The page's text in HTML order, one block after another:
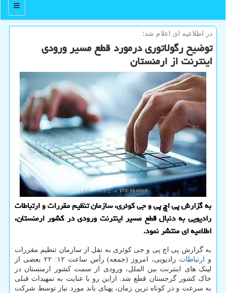
منو
در اطلاعیه ای اعلام شد؛
توضیح رگولاتوری درمورد قطع مسیر ورودی
اینترنت از ارمنستان
به گزارش پی اچ پی و جی کوئری، سازمان تنظیم مقررات و ارتباطات
رادیویی به دنبال قطع مسیر اینترنت ورودی در کشور ارمنستان،
اطلاعیه ای منتشر نمود.
به گزارش پی اچ پی و جی کوئری به نقل از سازمان تنظیم مقررات
و ارتباطات
رادیویی، امروز (جمعه) رأس ساعت ۱۲: ۲۲ بعضی از
لینک های اینترنت بین الملل، ورودی از سمت کشور ارمنستان در
خاک کشور گرجستان قطع شد. ازاین رو با عنایت به تمهیدات قبلی
به سرعت و در کوتاه ترین زمان، پهنای باند مورد نیاز توسط شرکت